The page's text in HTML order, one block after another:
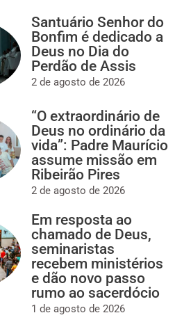
Santuário Senhor do
Bonfim é dedicado a
Deus no Dia do
Perdão de Assis
2 de agosto de 2026
“O extraordinário de
Deus no ordinário da
vida”: Padre Maurício
assume missão em
Ribeirão Pires
2 de agosto de 2026
Em resposta ao
chamado de Deus,
seminaristas
recebem ministérios
e dão novo passo
rumo ao sacerdócio
1 de agosto de 2026